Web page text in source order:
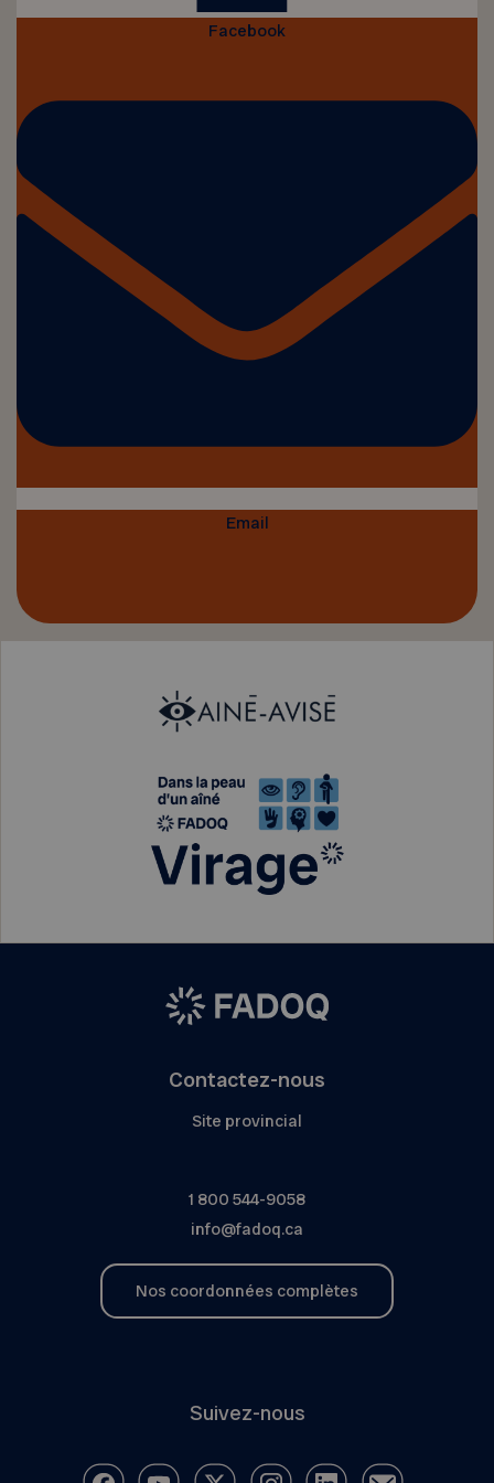
Facebook
Email
Contactez-nous
Site provincial
1 800 544-9058
info@fadoq.ca
Nos coordonnées complètes
Suivez-nous